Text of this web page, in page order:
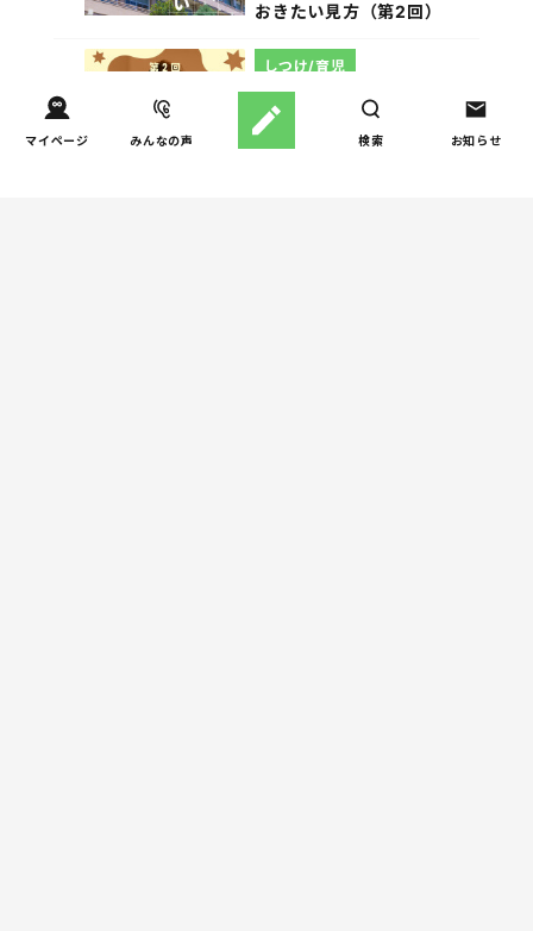
マイページ みんなの声 検索 お知らせ
おきたい見方（第2回）
4
赤ちゃんの後追いがつらい
ときに知っておきたいこと
（第2回）
しつけ/育児